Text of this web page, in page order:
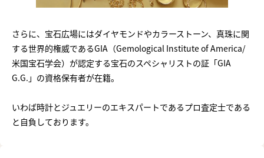
さらに、宝石広場にはダイヤモンドやカラーストーン、真珠に関
する世界的権威であるGIA（Gemological Institute of America/
米国宝石学会）が認定する宝石のスペシャリストの証「GIA
G.G.」の資格保有者が在籍。
いわば時計とジュエリーのエキスパートであるプロ査定士である
と自負しております。